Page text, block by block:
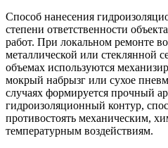
Способ нанесения
степени ответственности
работ. При локальном ремонте
металлической или стеклянной
объемах используются
мокрый набрызг или сухое
случаях формируется прочный
гидроизоляционный контур,
противостоять механическим,
температурным воздействиям.